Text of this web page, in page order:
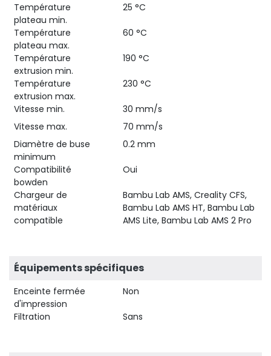
Température
plateau min.
25 °C
Température
plateau max.
60 °C
Température
extrusion min.
190 °C
Température
extrusion max.
230 °C
Vitesse min.
30 mm/s
Vitesse max.
70 mm/s
Diamètre de buse
minimum
0.2 mm
Compatibilité
bowden
Oui
Chargeur de
matériaux
compatible
Bambu Lab AMS, Creality CFS,
Bambu Lab AMS HT, Bambu Lab
AMS Lite, Bambu Lab AMS 2 Pro
Équipements spécifiques
Enceinte fermée
d'impression
Non
Filtration Sans